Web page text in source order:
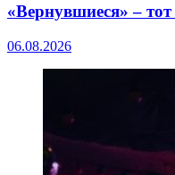
«Вернувшиеся» –
06.08.2026